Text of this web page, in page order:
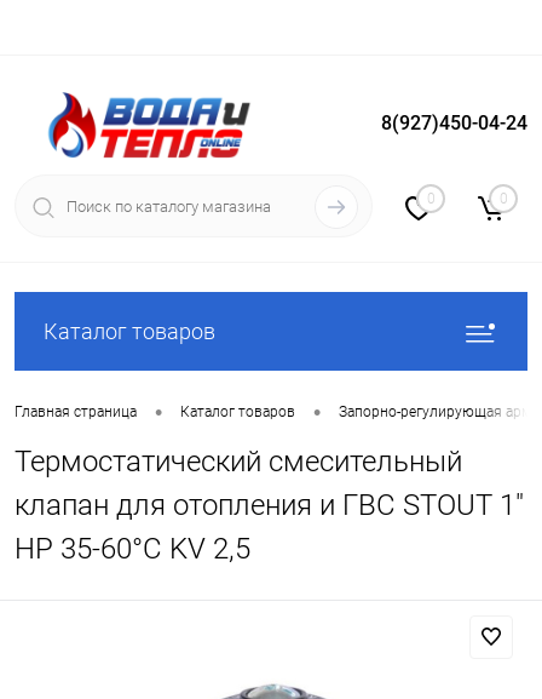
Вход Регистрация
8(927)450-04-24
0 0
Каталог товаров
Главная страница • Каталог товаров • Запорно-регулирующая
Термостатический смесительный
клапан для отопления и ГВС STOUT 1"
НР 35-60°С KV 2,5